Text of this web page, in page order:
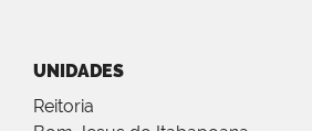
UNIDADES
Reitoria